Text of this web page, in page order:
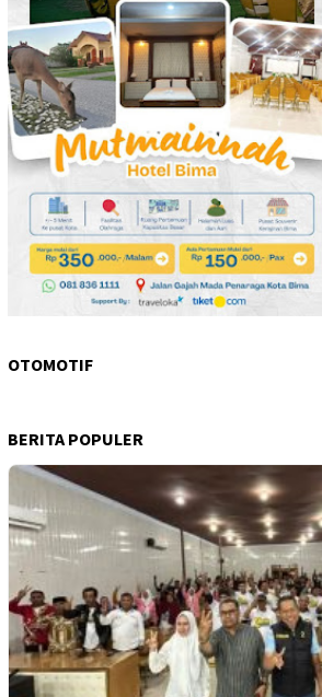
OTOMOTIF
BERITA POPULER